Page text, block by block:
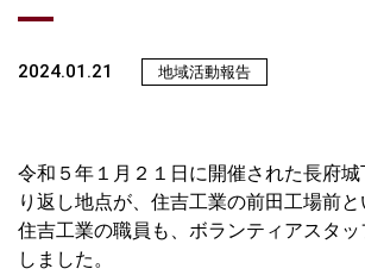
2024.01.21 地域活動報告
令和５年１月２１日に開催された長府
り返し地点が、住吉工業の前田工場前と
住吉工業の職員も、ボランティアスタ
しました。